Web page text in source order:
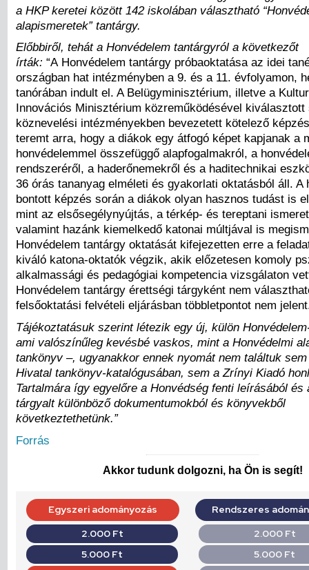
a HKP keretei között 142 iskolában választható
alapismeretek” tantárgy.
Előbbiről, tehát a Honvédelem tantárgyról a következőt
írták: “A Honvédelem tantárgy próbaoktatása az idei
országban hat intézményben a 9. és a 11. évfolyamon,
tanórában indult el. A Belügyminisztérium, illetve a
Innovációs Minisztérium közreműködésével
köznevelési intézményekben bevezetett kötelező
teremt arra, hogy a diákok egy átfogó képet kapjanak a
honvédelemmel összefüggő alapfogalmakról, a
rendszeréről, a haderőnemekről és a haditechnikai
36 órás tananyag elméleti és gyakorlati oktatásból áll. A
bontott képzés során a diákok olyan hasznos tudást is
mint az elsősegélynyújtás, a térkép- és tereptani
valamint hazánk kiemelkedő katonai múltjával is
Honvédelem tantárgy oktatását kifejezetten erre a
kiváló katona-oktatók végzik, akik előzetesen komoly
alkalmassági és pedagógiai kompetencia vizsgálaton
Honvédelem tantárgy érettségi tárgyként nem
felsőoktatási felvételi eljárásban többletpontot nem
Tájékoztatásuk szerint létezik egy új, külön
ami valószínűleg kevésbé vaskos, mint a Honvédelmi
tankönyv –, ugyanakkor ennek nyomát nem találtuk
Hivatal tankönyv-katalógusában, sem a Zrínyi Kiadó
Tartalmára így egyelőre a Honvédség fenti leírásából és
tárgyalt különböző dokumentumokból és könyvekből
következtethetünk.”
Forrás
Akkor tudunk dolgozni, ha Ön is segít!